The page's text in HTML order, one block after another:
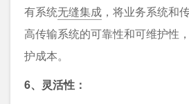
有系统⽆缝集成 ，将业务系统和
⾼传输系统的可靠性和可维护性
护成本。
6、灵活性：